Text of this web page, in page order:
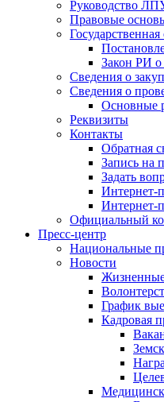
Руководство
Правовые
Закон РИ о
Сведения о
Сведения о
Основные
Реквизиты
Контакты
Обратная
Запись на
Задать
Интернет-
Интернет-
Официальный
Пресс-центр
Национальные
Новости
График
Кадровая